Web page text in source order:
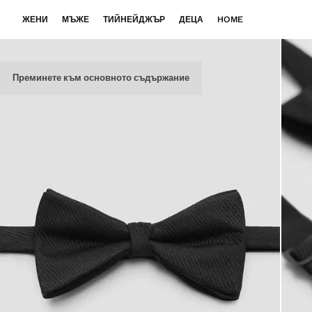
Преминете към основното съдържание
ЖЕНИ МЪЖЕ ТИЙНЕЙДЖЪР ДЕЦА HOME